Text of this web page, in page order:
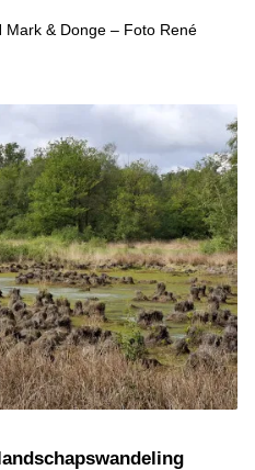
Mark & Donge – Foto René